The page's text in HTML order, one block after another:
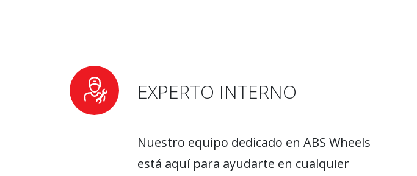
EXPERTO INTERNO
Nuestro equipo dedicado en ABS Wheels
está aquí para ayudarte en cualquier